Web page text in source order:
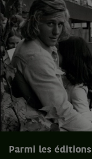
Parmi les